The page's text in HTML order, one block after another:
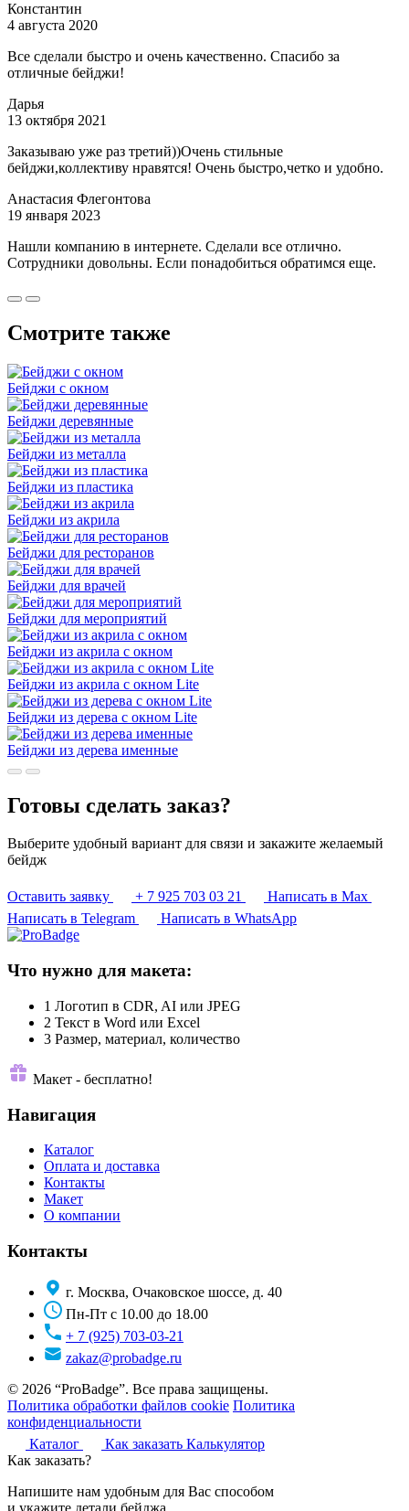
Константин
4 августа 2020
Все сделали быстро и очень качественно. Спасибо за
отличные бейджи!
Дарья
13 октября 2021
Заказываю уже раз третий))Очень стильные
бейджи,коллективу нравятся! Очень быстро,четко и удобно.
Анастасия Флегонтова
19 января 2023
Нашли компанию в интернете. Сделали все отлично.
Сотрудники довольны. Если понадобиться обратимся еще.
Смотрите также
Бейджи с окном
Бейджи деревянные
Бейджи из металла
Бейджи из пластика
Бейджи из акрила
Бейджи для ресторанов
Бейджи для врачей
Бейджи для мероприятий
Бейджи из акрила с окном
Бейджи из акрила с окном Lite
Бейджи из дерева с окном Lite
Бейджи из дерева именные
Готовы сделать заказ?
Выберите удобный вариант для связи и закажите желаемый
бейдж
Оставить заявку + 7 925 703 03 21
Написать в Max
Написать в Telegram
Написать в WhatsApp
Что нужно для макета:
1 Логотип в CDR, AI или JPEG
2 Текст в Word или Excel
3 Размер, материал, количество
Макет - бесплатно!
Навигация
Каталог
Оплата и доставка
Контакты
Макет
О компании
Контакты
г. Москва, Очаковское шоссе, д. 40
Пн-Пт с 10.00 до 18.00
+ 7 (925) 703-03-21
zakaz@probadge.ru
© 2026 “ProBadge”. Все права защищены.
Политика обработки файлов cookie Политика
конфиденциальности
Каталог
Как заказать Калькулятор
Как заказать?
Напишите нам удобным для Вас способом
и укажите детали бейджа